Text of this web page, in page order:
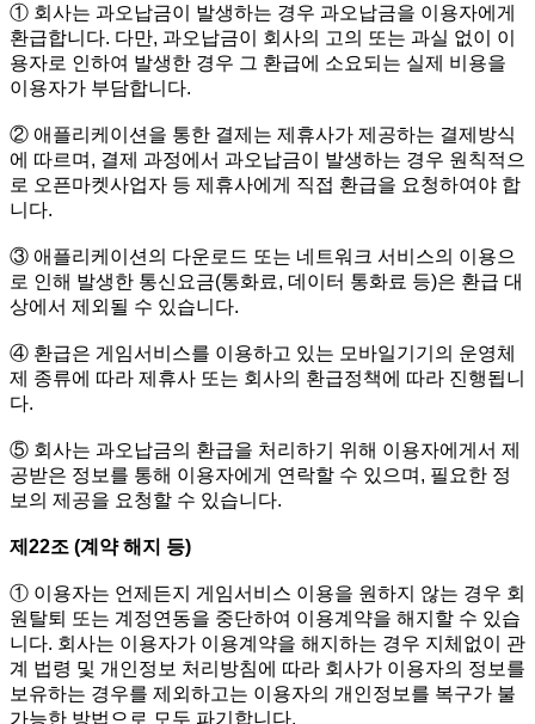
① 회사는 과오납금이 발생하는 경우 과오납금을 이용자에게
환급합니다. 다만, 과오납금이 회사의 고의 또는 과실 없이 이
용자로 인하여 발생한 경우 그 환급에 소요되는 실제 비용을
이용자가 부담합니다.
② 애플리케이션을 통한 결제는 제휴사가 제공하는 결제방식
에 따르며, 결제 과정에서 과오납금이 발생하는 경우 원칙적으
로 오픈마켓사업자 등 제휴사에게 직접 환급을 요청하여야 합
니다.
③ 애플리케이션의 다운로드 또는 네트워크 서비스의 이용으
로 인해 발생한 통신요금(통화료, 데이터 통화료 등)은 환급 대
상에서 제외될 수 있습니다.
④ 환급은 게임서비스를 이용하고 있는 모바일기기의 운영체
제 종류에 따라 제휴사 또는 회사의 환급정책에 따라 진행됩니
다.
⑤ 회사는 과오납금의 환급을 처리하기 위해 이용자에게서 제
공받은 정보를 통해 이용자에게 연락할 수 있으며, 필요한 정
보의 제공을 요청할 수 있습니다.
제22조 (계약 해지 등)
① 이용자는 언제든지 게임서비스 이용을 원하지 않는 경우 회
원탈퇴 또는 계정연동을 중단하여 이용계약을 해지할 수 있습
니다. 회사는 이용자가 이용계약을 해지하는 경우 지체없이 관
계 법령 및 개인정보 처리방침에 따라 회사가 이용자의 정보를
보유하는 경우를 제외하고는 이용자의 개인정보를 복구가 불
가능한 방법으로 모두 파기합니다.